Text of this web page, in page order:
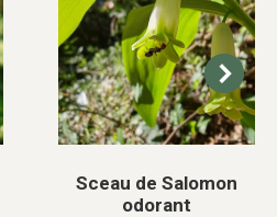
Sceau de Salomon
odorant